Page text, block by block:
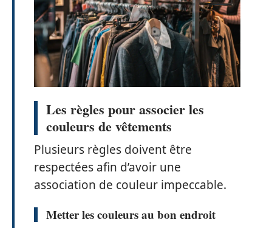
Les règles pour associer les
couleurs de vêtements
Plusieurs règles doivent être
respectées afin d’avoir une
association de couleur impeccable.
Metter les couleurs au bon endroit